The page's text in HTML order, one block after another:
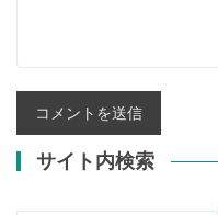
サイト内検索